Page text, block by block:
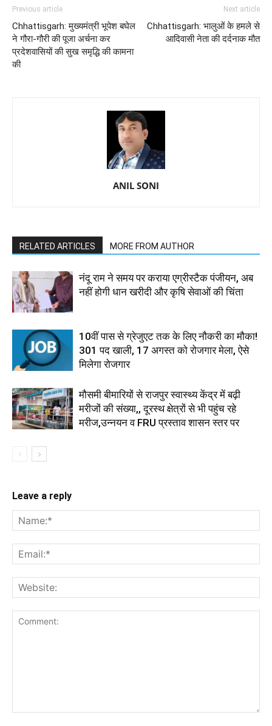
Previous article
Chhattisgarh: मुख्यमंत्री भूपेश बघेल
ने गौरा-गौरी की पूजा अर्चना कर
प्रदेशवासियों की सुख समृद्धि की कामना
की
Next article
Chhattisgarh: भालुओं के हमले से
आदिवासी नेता की दर्दनाक मौत
ANIL SONI
RELATED ARTICLES MORE FROM AUTHOR
नंदू राम ने समय पर कराया एग्रीस्टैक पंजीयन, अब
नहीं होगी धान खरीदी और कृषि सेवाओं की चिंता
10वीं पास से ग्रेजुएट तक के लिए नौकरी का मौका!
301 पद खाली, 17 अगस्त को रोजगार मेला, ऐसे
मिलेगा रोजगार
मौसमी बीमारियों से राजपुर स्वास्थ्य केंद्र में बढ़ी
मरीजों की संख्या,, दूरस्थ क्षेत्रों से भी पहुंच रहे
मरीज,उन्नयन व FRU प्रस्ताव शासन स्तर पर
Leave a reply